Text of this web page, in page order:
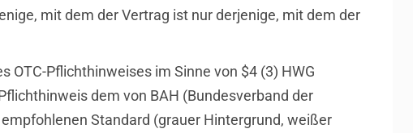
mit dem der Vertrag ist nur derjenige, mit dem der
OTC-Pflichthinweises im Sinne von $4 (3) HWG
dem von BAH (Bundesverband der
Standard (grauer Hintergrund, weißer